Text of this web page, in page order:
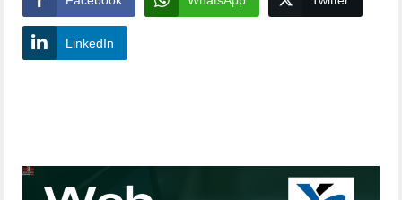
LinkedIn